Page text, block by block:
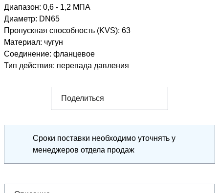
Диапазон: 0,6 - 1,2 МПА
Диаметр: DN65
Пропускная способность (KVS): 63
Материал: чугун
Соединение: фланцевое
Тип действия: перепада давления
Поделиться
Сроки поставки необходимо уточнять у
менеджеров отдела продаж